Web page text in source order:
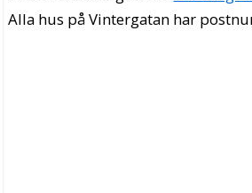
Alla hus på Vintergatan har